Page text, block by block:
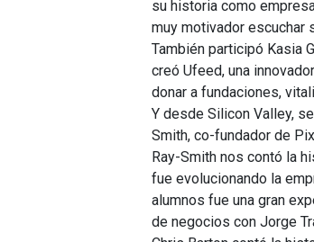
su historia como
muy motivador escuchar
También participó Kasia
creó Ufeed, una
donar a fundaciones,
Y desde Silicon Valley,
Smith, co-fundador de
Ray-Smith nos contó la
fue evolucionando la
alumnos fue una gran
de negocios con Jorge